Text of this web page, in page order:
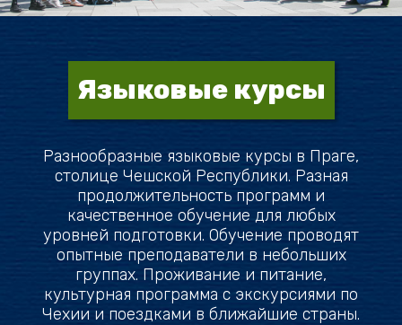
Языковые курсы
Разнообразные языковые курсы в Праге,
столице Чешской Республики. Разная
продолжительность программ и
качественное обучение для любых
уровней подготовки. Обучение проводят
опытные преподаватели в небольших
группах. Проживание и питание,
культурная программа с экскурсиями по
Чехии и поездками в ближайшие страны.